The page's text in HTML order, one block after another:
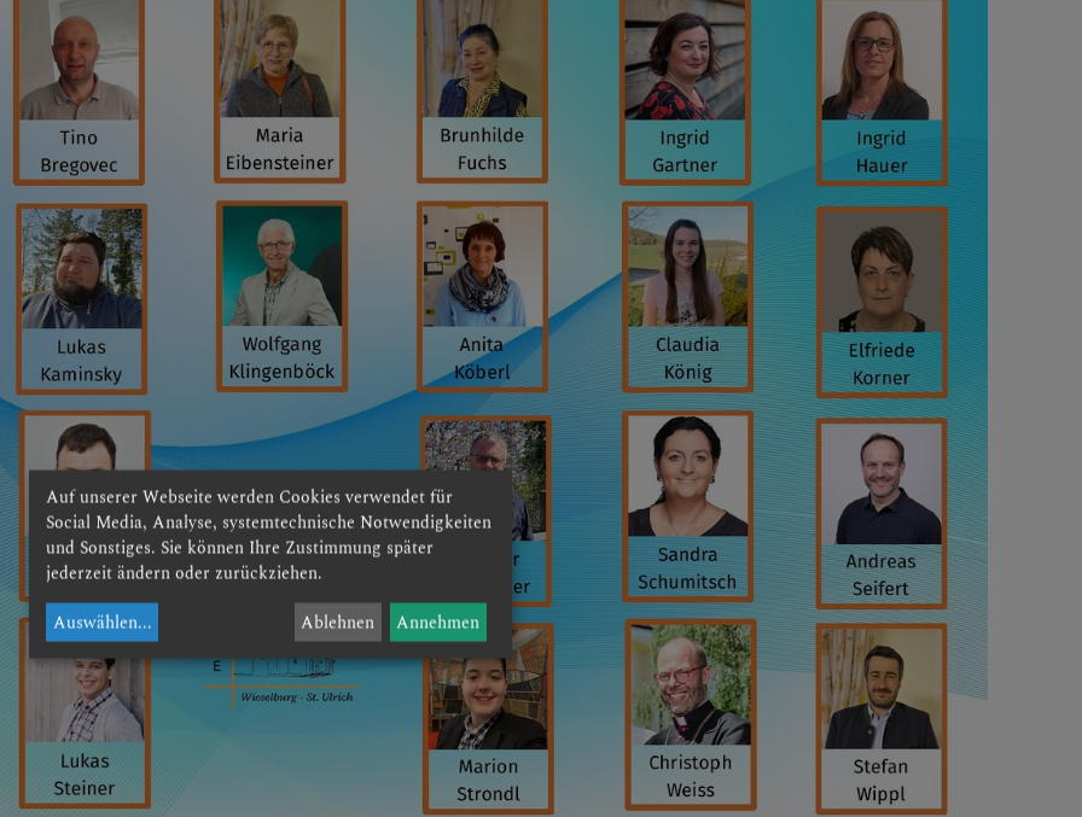
Neumeier
Sylvia Brandhofer
Auf unserer Webseite werden Cookies verwendet für
Social Media, Analyse, systemtechnische Notwendigkeiten
und Sonstiges. Sie können Ihre Zustimmung später
jederzeit ändern oder zurückziehen.
Auswählen... Ablehnen Annehmen